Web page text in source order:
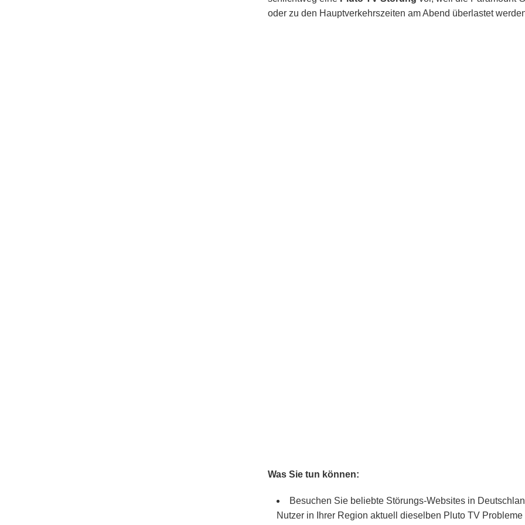
oder zu den Hauptverkehrszeiten am Abend überlastet
Was Sie tun können:
Besuchen Sie beliebte Störungs-Websites in
Nutzer in Ihrer Region aktuell dieselben Pluto TV Probleme